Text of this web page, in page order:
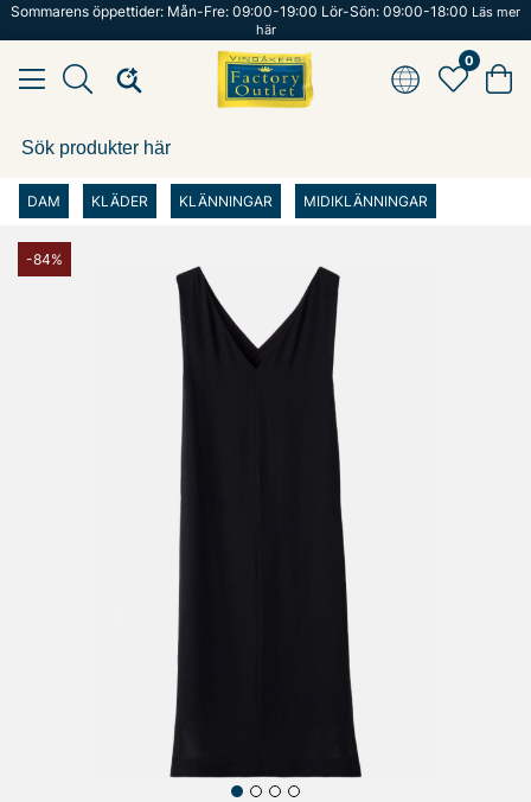
Sommarens öppettider: Mån-Fre: 09:00-19:00 Lör-Sön: 09:00-18:00 Läs mer
här
0
DAM KLÄDER KLÄNNINGAR MIDIKLÄNNINGAR
-84%